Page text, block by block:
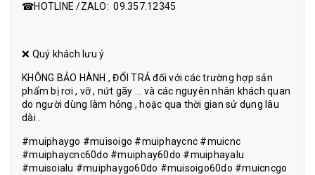
☎HOTLINE /ZALO: 09.357.12345
❌ Quý khách lưu ý
KHÔNG BẢO HÀNH , ĐỔI TRẢ đối với các trường hợp sản
phẩm bị rơi , vỡ , nứt gãy ... và các nguyên nhân khách quan
do người dùng làm hỏng , hoặc qua thời gian sử dụng lâu
dài .
#muiphaygo #muisoigo #muiphaycnc #muicnc
#muiphaycnc60do #muiphay60do #muiphayalu
#muisoialu #muiphaygo60do #muisoigo60do #muicncgo